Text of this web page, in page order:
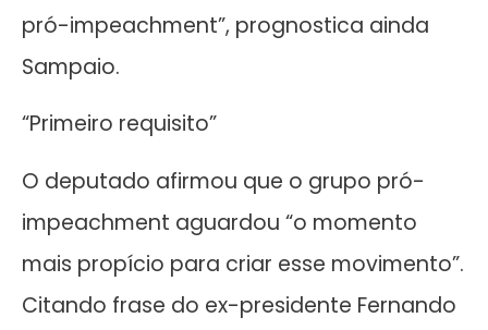
pró-impeachment”, prognostica ainda
Sampaio.
“Primeiro requisito”
O deputado afirmou que o grupo pró-
impeachment aguardou “o momento
mais propício para criar esse movimento”.
Citando frase do ex-presidente Fernando